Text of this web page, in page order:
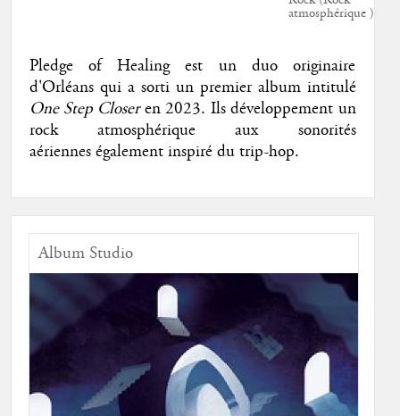
atmosphérique )
Pledge of Healing est un duo originaire
d'Orléans qui a sorti un premier album intitulé
One Step Closeren 2023. Ils développement un
rock atmosphérique aux sonorités
aériennes également inspiré du trip-hop.
Album Studio